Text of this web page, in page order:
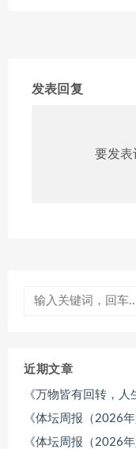
发表回复
要发表
近期文章
《万物皆有回转，
《体坛周报（2026
《体坛周报（2026